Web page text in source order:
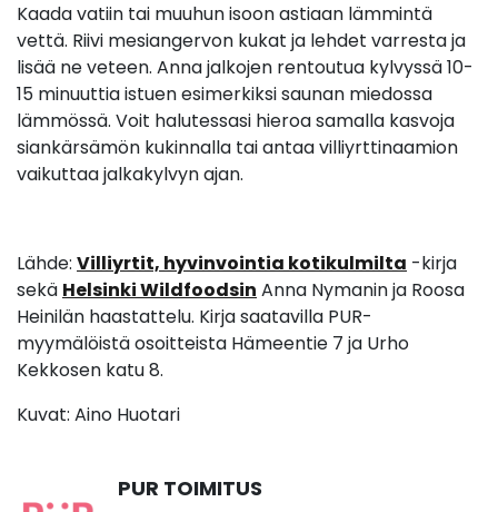
Kaada vatiin tai muuhun isoon astiaan lämmintä
vettä. Riivi mesiangervon kukat ja lehdet varresta ja
lisää ne veteen. Anna jalkojen rentoutua kylvyssä 10-
15 minuuttia istuen esimerkiksi saunan miedossa
lämmössä. Voit halutessasi hieroa samalla kasvoja
siankärsämön kukinnalla tai antaa villiyrttinaamion
vaikuttaa jalkakylvyn ajan.
Lähde: Villiyrtit, hyvinvointia kotikulmilta -kirja
sekä Helsinki Wildfoodsin Anna Nymanin ja Roosa
Heinilän haastattelu. Kirja saatavilla PUR-
myymälöistä osoitteista Hämeentie 7 ja Urho
Kekkosen katu 8.
Kuvat: Aino Huotari
PUR TOIMITUS